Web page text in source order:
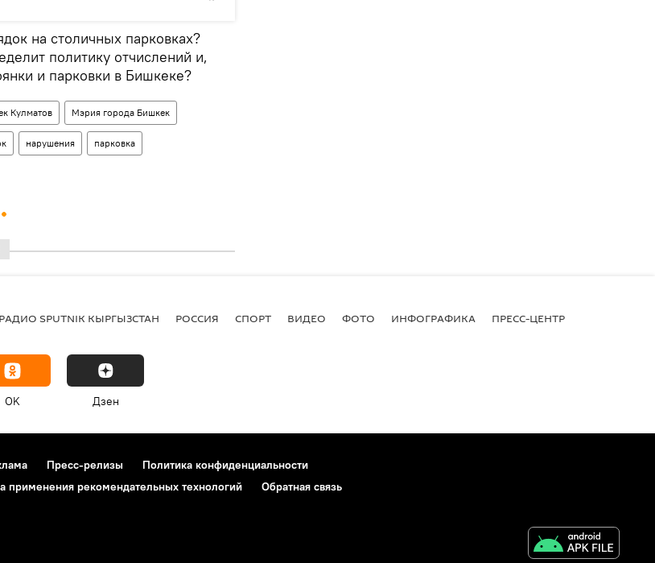
на столичных парковках?
политику отчислений и,
и парковки в Бишкеке?
Кулматов Мэрия города Бишкек
нарушения парковка
РАДИО SPUTNIK КЫРГЫЗСТАН РОССИЯ СПОРТ ВИДЕО ФОТО ИНФОГРАФИКА ПРЕСС-ЦЕНТР
OK Дзен
Пресс-релизы
Политика конфиденциальности
применения рекомендательных технологий Обратная связь